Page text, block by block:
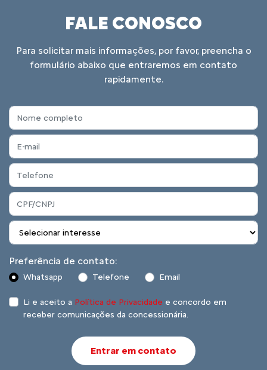
FALE CONOSCO
Para solicitar mais informações, por favor, preencha o
formulário abaixo que entraremos em contato
rapidamente.
Preferência de contato:
Whatsapp Telefone Email
Li e aceito a Política de Privacidade e concordo em
receber comunicações da concessionária.
Entrar em contato